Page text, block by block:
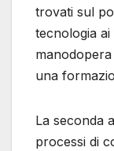
trovati sul
tecnologia ai
una
La seconda
processi di